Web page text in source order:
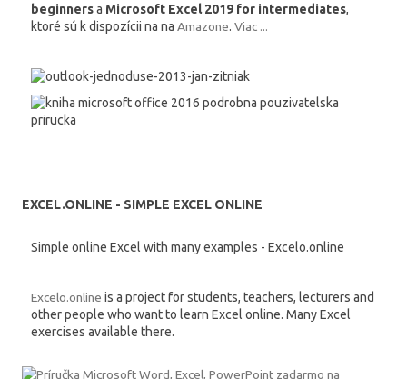
beginnersa Microsoft Excel 2019 for intermediates,
ktoré sú k dispozícii na na Amazone. Viac ...
EXCEL.ONLINE - SIMPLE EXCEL ONLINE
Simple online Excel with many examples - Excelo.online
Excelo.online is a project for students, teachers, lecturers and
other people who want to learn Excel online. Many Excel
exercises available there.